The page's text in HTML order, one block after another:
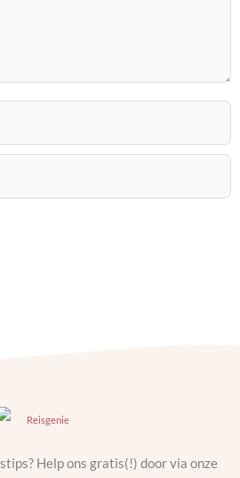
Help ons gratis(!) door via onze